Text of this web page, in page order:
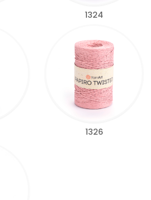
1324
1326